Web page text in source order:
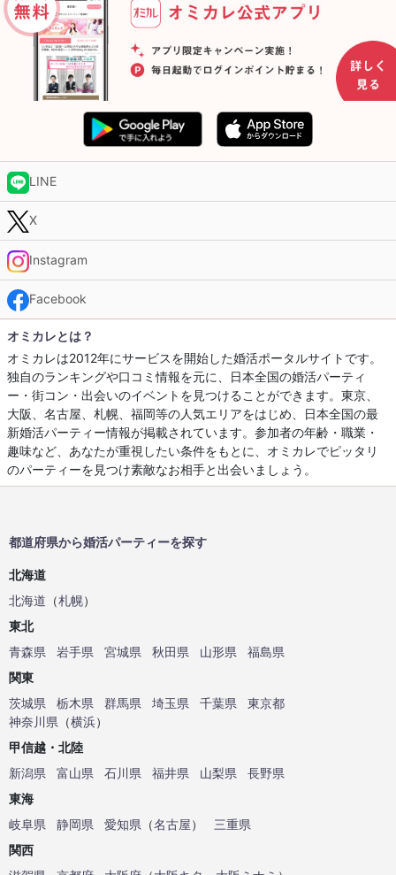
LINE
X
Instagram
Facebook
オミカレとは？
オミカレは2012年にサービスを開始した婚活ポータルサイトです。
独自のランキングや口コミ情報を元に、日本全国の婚活パーティ
ー・街コン・出会いのイベントを見つけることができます。東京、
大阪、名古屋、札幌、福岡等の人気エリアをはじめ、日本全国の最
新婚活パーティー情報が掲載されています。参加者の年齢・職業・
趣味など、あなたが重視したい条件をもとに、オミカレでピッタリ
のパーティーを見つけ素敵なお相手と出会いましょう。
都道府県から婚活パーティーを探す
北海道
北海道 （札幌）
東北
青森県
岩手県 宮城県 秋田県 山形県
福島県
関東
茨城県
栃木県 群馬県 埼玉県 千葉県
東京都
神奈川県 （横浜）
甲信越・北陸
新潟県
富山県 石川県 福井県 山梨県
長野県
東海
岐阜県
静岡県 愛知県 （名古屋）
三重県
関西